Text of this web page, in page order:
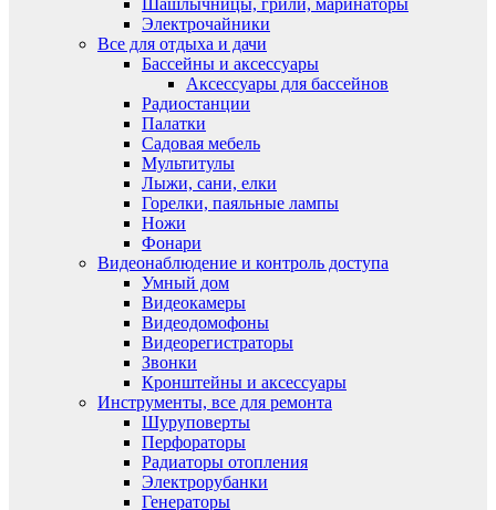
Шашлычницы, грили, маринаторы
Электрочайники
Все для отдыха и дачи
Бассейны и аксессуары
Аксессуары для бассейнов
Радиостанции
Палатки
Садовая мебель
Мультитулы
Лыжи, сани, елки
Горелки, паяльные лампы
Ножи
Фонари
Видеонаблюдение и контроль доступа
Умный дом
Видеокамеры
Видеодомофоны
Видеорегистраторы
Звонки
Кронштейны и аксессуары
Инструменты, все для ремонта
Шуруповерты
Перфораторы
Радиаторы отопления
Электрорубанки
Генераторы